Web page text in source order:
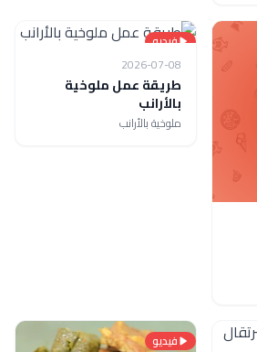
فيديو
2026-07-08
طريقة عمل ملوخية
بالأرانب
ملوخية بالأرانب
فيديو